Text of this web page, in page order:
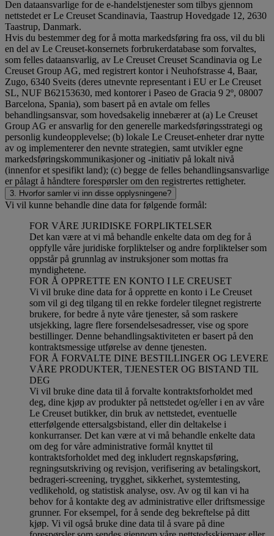
Den dataansvarlige for de e-handelstjenester som tilbys gjennom
nettstedet er Le Creuset Scandinavia, Taastrup Hovedgade 12, 2630
Taastrup, Danmark.
Hvis du bestemmer deg for å motta markedsføring fra oss, vil du bli
en del av Le Creuset-konsernets forbrukerdatabase som forvaltes,
som felles dataansvarlig, av Le Creuset Creuset Scandinavia og Le
Creuset Group AG, med registrert kontor i Neuhofstrasse 4, Baar,
Zugo, 6340 Sveits (deres utnevnte representant i EU er Le Creuset
SL, NUF B62153630, med kontorer i Paseo de Gracia 9 2º, 08007
Barcelona, Spania), som basert på en avtale om felles
behandlingsansvar, som hovedsakelig innebærer at (a) Le Creuset
Group AG er ansvarlig for den generelle markedsføringsstrategi og
personlig kundeopplevelse; (b) lokale Le Creuset-enheter drar nytte
av og implementerer den nevnte strategien, samt utvikler egne
markedsføringskommunikasjoner og -initiativ på lokalt nivå
(innenfor et spesifikt land); (c) begge de felles behandlingsansvarlige
er pålagt å håndtere forespørsler om den registrertes rettigheter.
3. Hvorfor samler vi inn disse opplysningene?
Vi vil kunne behandle dine data for følgende formål:
FOR VÅRE JURIDISKE FORPLIKTELSER
Det kan være at vi må behandle enkelte data om deg for å
oppfylle våre juridiske forpliktelser og andre forpliktelser som
oppstår på grunnlag av instruksjoner som mottas fra
myndighetene.
FOR Å OPPRETTE EN KONTO I LE CREUSET
Vi vil bruke dine data for å opprette en konto i Le Creuset
som vil gi deg tilgang til en rekke fordeler tilegnet registrerte
brukere, for bedre å nyte våre tjenester, så som raskere
utsjekking, lagre flere forsendelsesadresser, vise og spore
bestillinger. Denne behandlingsaktiviteten er basert på den
kontraktsmessige utførelse av denne tjenesten.
FOR Å FORVALTE DINE BESTILLINGER OG LEVERE
VÅRE PRODUKTER, TJENESTER OG BISTAND TIL
DEG
Vi vil bruke dine data til å forvalte kontraktsforholdet med
deg, dine kjøp av produkter på nettstedet og/eller i en av våre
Le Creuset butikker, din bruk av nettstedet, eventuelle
etterfølgende ettersalgsbistand, eller din deltakelse i
konkurranser. Det kan være at vi må behandle enkelte data
om deg for våre administrative formål knyttet til
kontraktsforholdet med deg inkludert regnskapsføring,
regningsutskriving og revisjon, verifisering av betalingskort,
bedrageri-screening, trygghet, sikkerhet, systemtesting,
vedlikehold, og statistisk analyse, osv. Av og til kan vi ha
behov for å kontakte deg av administrative eller driftsmessige
grunner. For eksempel, for å sende deg bekreftelse på ditt
kjøp. Vi vil også bruke dine data til å svare på dine